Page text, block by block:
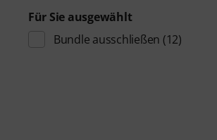
Für Sie ausgewählt
Bundle ausschließen (12)